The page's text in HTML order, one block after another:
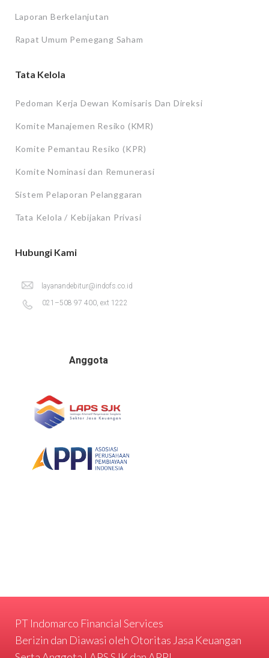
Laporan Berkelanjutan
Rapat Umum Pemegang Saham
Tata Kelola
Pedoman Kerja Dewan Komisaris Dan Direksi
Komite Manajemen Resiko (KMR)
Komite Pemantau Resiko (KPR)
Komite Nominasi dan Remunerasi
Sistem Pelaporan Pelanggaran
Tata Kelola / Kebijakan Privasi
Hubungi Kami
layanandebitur@indofs.co.id
021–508 97 400, ext 1222
Anggota
PT Indomarco Financial Services
Berizin dan Diawasi oleh Otoritas Jasa Keuangan